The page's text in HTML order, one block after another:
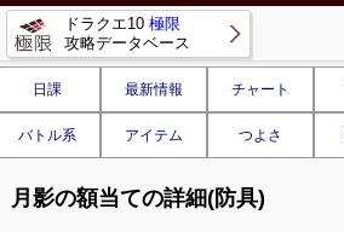
ドラクエ10 極限
攻略データベース
日課 最新情報 チャート
バトル系 アイテム つよさ
月影の額当ての詳細(防具)